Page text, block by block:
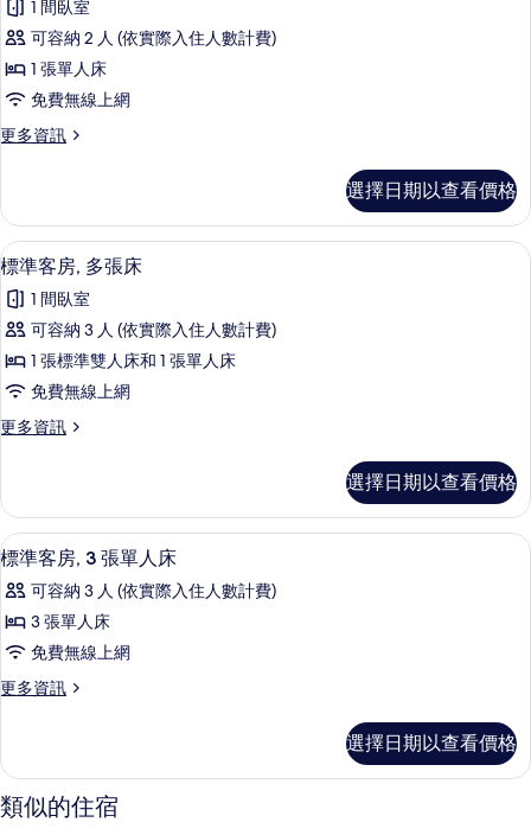
有
相
片
床
的
詳
情
榮
客
房
所
相
片
1 間臥室
可容納 2 人 (依實際入住人數計費)
1 張單人床
免費無線上網
更多資訊
更
客
房
的
情
選擇日期以查看價格
顯
示
標
準
客
多
床
的
所
有
相
片
標準客房, 多張床 | 客房內保險箱、書
3
標準客房, 多張床
1 間臥室
可容納 3 人 (依實際入住人數計費)
1 張標準雙人床和 1 張單人床
免費無線上網
更多資訊
更
客
房,
多
床
的
情
選擇日期以查看價格
顯
示
標
準
房,
張
單
人
客房內保險箱、書桌、筆電工作空間
1
標準客房, 3 張單人床
可容納 3 人 (依實際入住人數計費)
3 張單人床
免費無線上網
更多資訊
更
客
房,
3
選擇日期以查看價格
類似的住宿